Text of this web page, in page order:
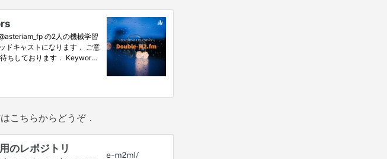
こちらからどうぞ．